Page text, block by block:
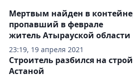
23:19, 19 апреля 2021
Мертвым найден в
пропавший в феврале
житель Атырауской области
Строитель разбился на
Астаной